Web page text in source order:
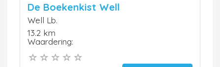
De Boekenkist Well
Well Lb.
13.2 km
Waardering: